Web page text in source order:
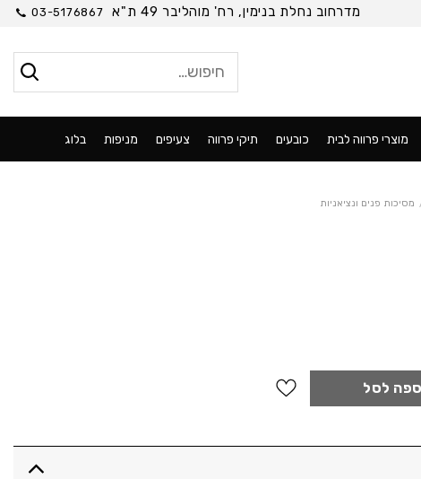
מדרחוב נחלת בנימין, רח' מוהליבר 49 ת"א 03-5176867
עבור:
מוצרי פרווה לבית כובעים תיקי פרווה צעיפים מניפות בלוג
מסיכות פנים ונציאניות
לסל